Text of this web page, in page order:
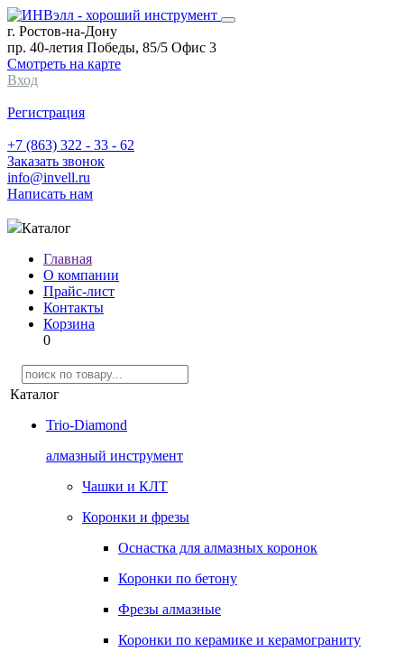
г. Ростов-на-Дону
пр. 40-летия Победы, 85/5 Офис 3
Смотреть на карте
Вход
Регистрация
+7 (863) 322 - 33 - 62
Заказать звонок
info@invell.ru
Написать нам
Каталог
Главная
О компании
Прайс-лист
Контакты
Корзина
0
Каталог
Trio-Diamond
алмазный инструмент
Чашки и КЛТ
Коронки и фрезы
Оснастка для алмазных коронок
Коронки по бетону
Фрезы алмазные
Коронки по керамике и керамограниту